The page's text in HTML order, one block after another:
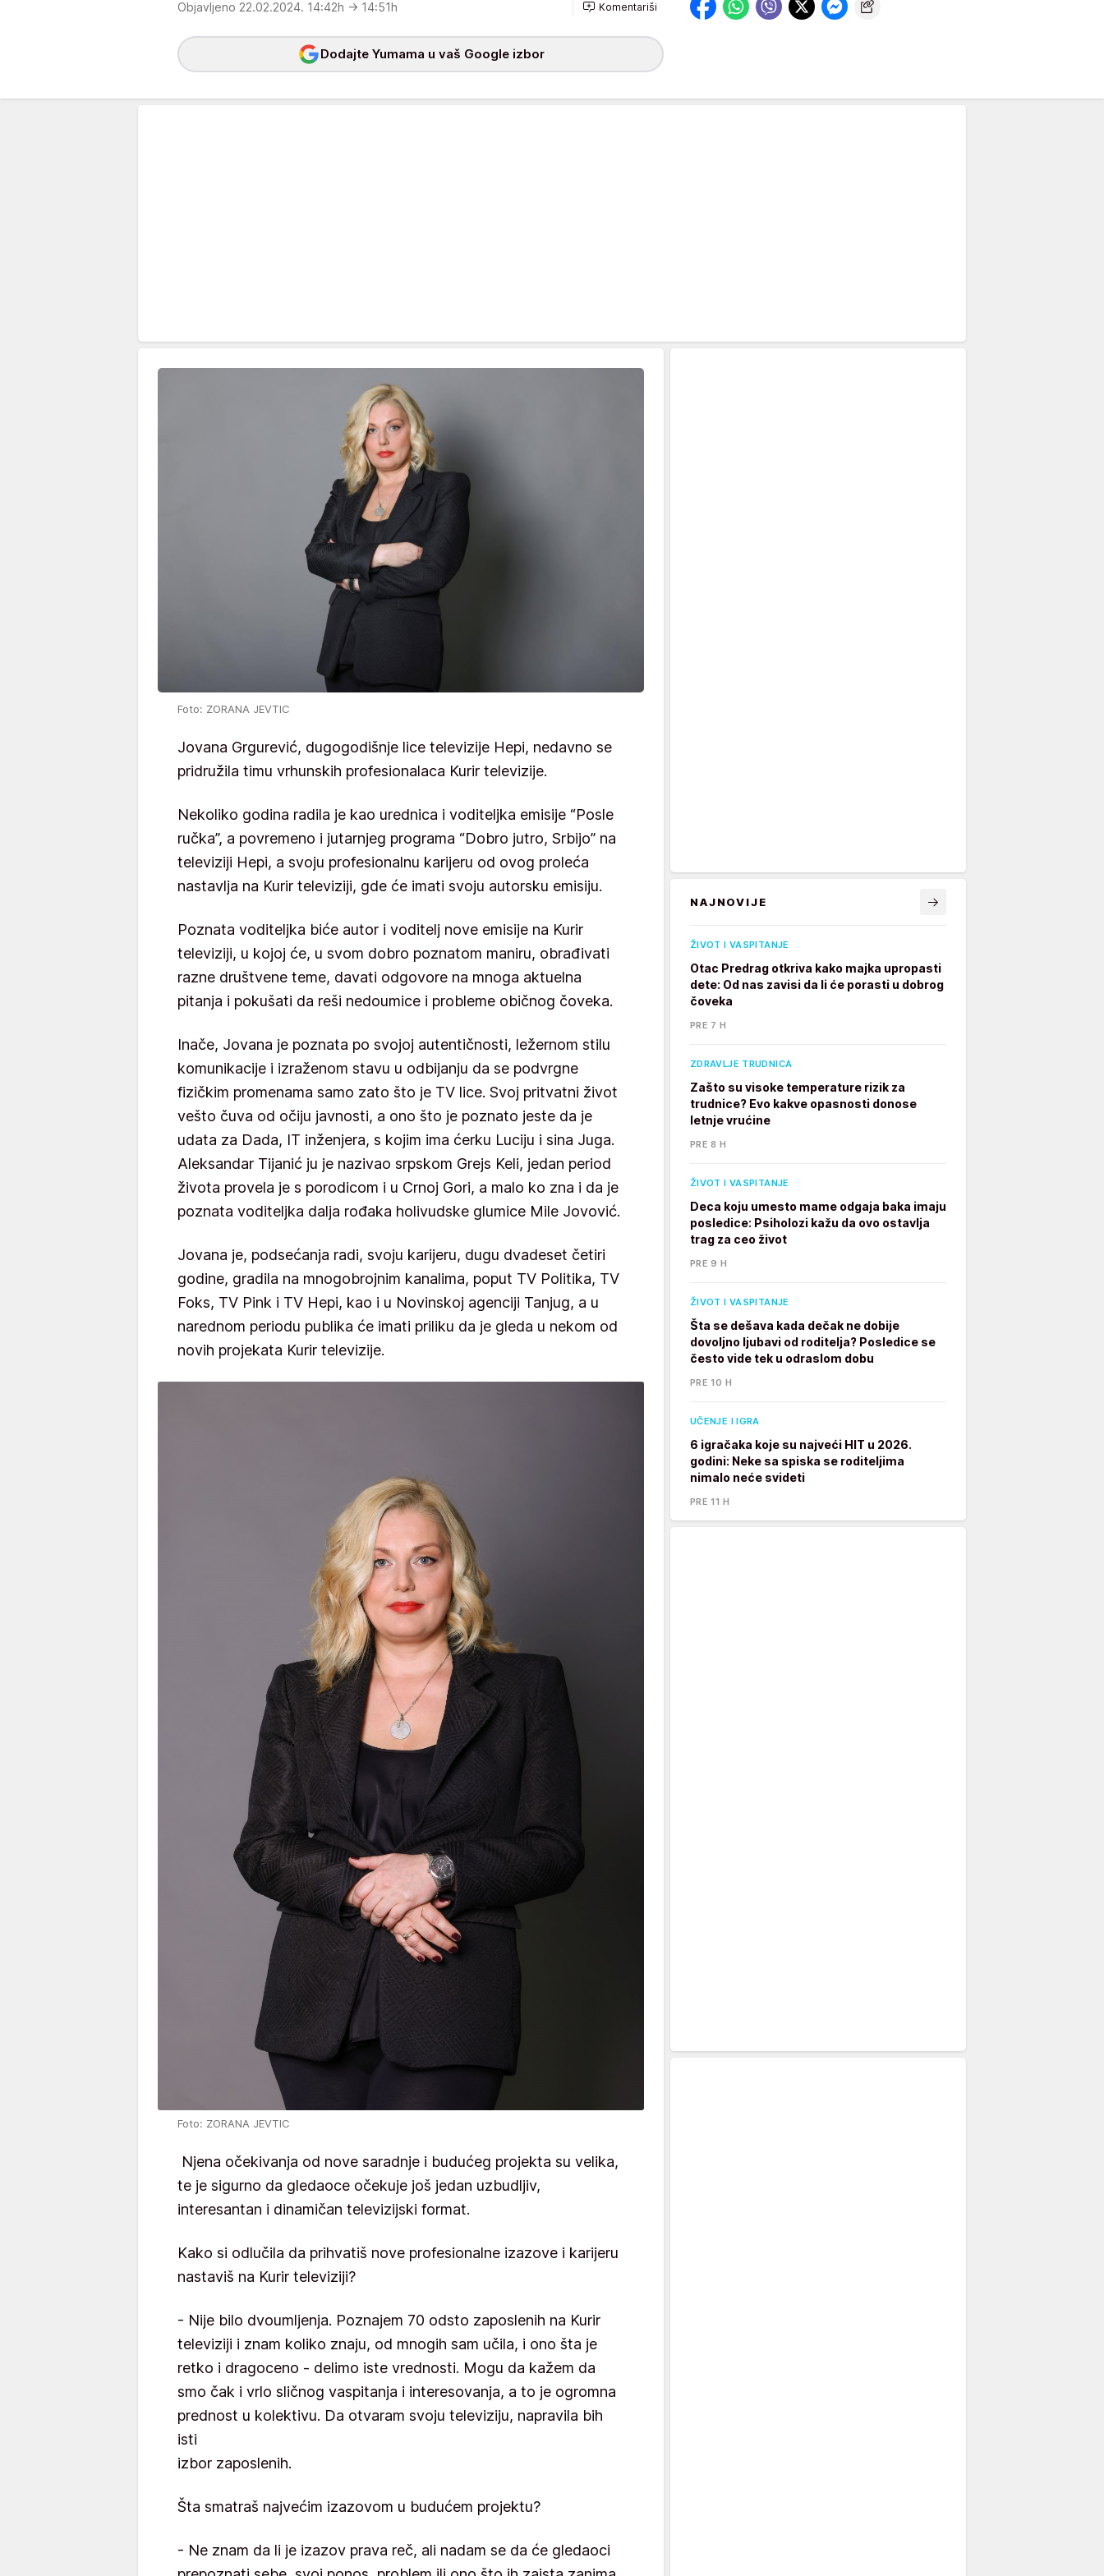
Objavljeno 22.02.2024. 14:42h → 14:51h Komentariši
Dodajte Yumama u vaš Google izbor
Foto: ZORANA JEVTIC
Jovana Grgurević, dugogodišnje lice televizije Hepi, nedavno se
pridružila timu vrhunskih profesionalaca Kurir televizije.
Nekoliko godina radila je kao urednica i voditeljka emisije “Posle
ručka”, a povremeno i jutarnjeg programa “Dobro jutro, Srbijo” na
televiziji Hepi, a svoju profesionalnu karijeru od ovog proleća
nastavlja na Kurir televiziji, gde će imati svoju autorsku emisiju.
Poznata voditeljka biće autor i voditelj nove emisije na Kurir
televiziji, u kojoj će, u svom dobro poznatom maniru, obrađivati
razne društvene teme, davati odgovore na mnoga aktuelna
pitanja i pokušati da reši nedoumice i probleme običnog čoveka.
Inače, Jovana je poznata po svojoj autentičnosti, ležernom stilu
komunikacije i izraženom stavu u odbijanju da se podvrgne
fizičkim promenama samo zato što je TV lice. Svoj pritvatni život
vešto čuva od očiju javnosti, a ono što je poznato jeste da je
udata za Dada, IT inženjera, s kojim ima ćerku Luciju i sina Juga.
Aleksandar Tijanić ju je nazivao srpskom Grejs Keli, jedan period
života provela je s porodicom i u Crnoj Gori, a malo ko zna i da je
poznata voditeljka dalja rođaka holivudske glumice Mile Jovović.
Jovana je, podsećanja radi, svoju karijeru, dugu dvadeset četiri
godine, gradila na mnogobrojnim kanalima, poput TV Politika, TV
Foks, TV Pink i TV Hepi, kao i u Novinskoj agenciji Tanjug, a u
narednom periodu publika će imati priliku da je gleda u nekom od
novih projekata Kurir televizije.
Foto: ZORANA JEVTIC
Njena očekivanja od nove saradnje i budućeg projekta su velika,
te je sigurno da gledaoce očekuje još jedan uzbudljiv,
interesantan i dinamičan televizijski format.
Kako si odlučila da prihvatiš nove profesionalne izazove i karijeru
nastaviš na Kurir televiziji?
- Nije bilo dvoumljenja. Poznajem 70 odsto zaposlenih na Kurir
televiziji i znam koliko znaju, od mnogih sam učila, i ono šta je
retko i dragoceno - delimo iste vrednosti. Mogu da kažem da
smo čak i vrlo sličnog vaspitanja i interesovanja, a to je ogromna
prednost u kolektivu. Da otvaram svoju televiziju, napravila bih
isti
izbor zaposlenih.
Šta smatraš najvećim izazovom u budućem projektu?
- Ne znam da li je izazov prava reč, ali nadam se da će gledaoci
NAJNOVIJE
ŽIVOT I VASPITANJE
Otac Predrag otkriva kako majka upropasti
dete: Od nas zavisi da li će porasti u dobrog
čoveka
PRE 7 H
ZDRAVLJE TRUDNICA
Zašto su visoke temperature rizik za
trudnice? Evo kakve opasnosti donose
letnje vrućine
PRE 8 H
ŽIVOT I VASPITANJE
Deca koju umesto mame odgaja baka imaju
posledice: Psiholozi kažu da ovo ostavlja
trag za ceo život
PRE 9 H
ŽIVOT I VASPITANJE
Šta se dešava kada dečak ne dobije
dovoljno ljubavi od roditelja? Posledice se
često vide tek u odraslom dobu
PRE 10 H
UČENJE I IGRA
6 igračaka koje su najveći HIT u 2026.
godini: Neke sa spiska se roditeljima
nimalo neće svideti
PRE 11 H